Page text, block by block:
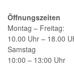
Öffnungszeiten
Montag – Freitag:
10.00 Uhr – 18.00
Samstag
10:00 – 13:00 Uhr